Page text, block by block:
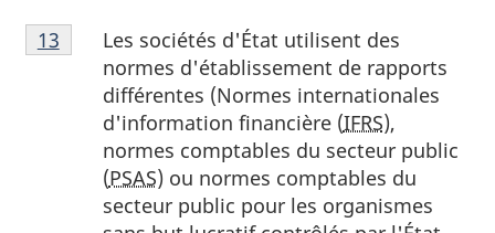
Note
13
Les sociétés d'État utilisent des
normes d'établissement de rapports
différentes (Normes internationales
d'information financière (IFRS),
normes comptables du secteur public
(PSAS) ou normes comptables du
secteur public pour les organismes
Retour à la référence de la note
13 du tableau 1